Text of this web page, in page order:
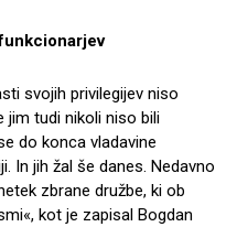
svojih privilegijev niso
jim tudi nikoli niso bili
do konca vladavine
In jih žal še danes. Nedavno
zbrane družbe, ki ob
kot je zapisal Bogdan